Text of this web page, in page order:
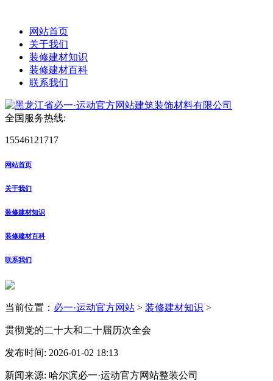
网站首页
关于我们
装修建材知识
装修建材百科
联系我们
全国服务热线:
15546121717
网站首页
关于我们
装修建材知识
装修建材百科
联系我们
当前位置： 必一·运动官方网站 > 装修建材知识 >
贯彻党的二十大和二十届历次全会
发布时间: 2026-01-02 18:13
新闻来源: 哈尔滨必一·运动官方网站整装公司